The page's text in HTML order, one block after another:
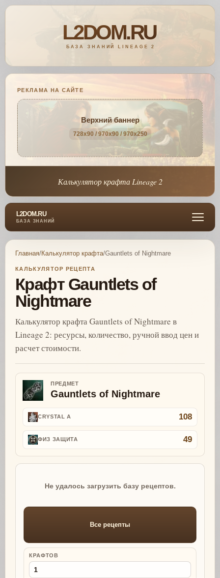
РЕКЛАМА НА САЙТЕ
Верхний баннер
728x90 / 970x90 / 970x250
Калькулятор крафта Lineage 2
L2DOM.RU
БАЗА ЗНАНИЙ
Главная/Калькулятор крафта/Gauntlets of Nightmare
КАЛЬКУЛЯТОР РЕЦЕПТА
Крафт Gauntlets of
Nightmare
Калькулятор крафта Gauntlets of Nightmare в
Lineage 2: ресурсы, количество, ручной ввод цен и
расчет стоимости.
ПРЕДМЕТ
Gauntlets of Nightmare
CRYSTAL A 108
ФИЗ ЗАЩИТА 49
Не удалось загрузить базу рецептов.
Все рецепты
КРАФТОВ